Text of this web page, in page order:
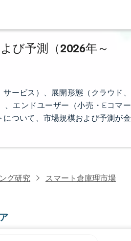
び予測（2026年～
ービス）、展開形態（クラウド、
、エンドユーザー（小売・Eコマー
ついて、市場規模および予測が金
グ研究 スマート倉庫理市場